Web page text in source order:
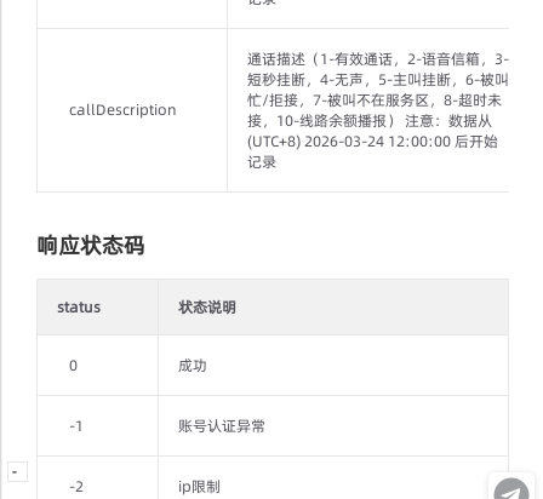
---
callDescription
通话描述（1-有效通话，2-语音信箱，3-
短秒挂断，4-无声，5-主叫挂断，6-被叫
忙/拒接，7-被叫不在服务区，8-超时未
接，10-线路余额播报） 注意：数据从
(UTC+8) 2026-03-24 12:00:00 后开始
记录
响应状态码
status 状态说明
0 成功
-1 账号认证异常
-2 ip限制